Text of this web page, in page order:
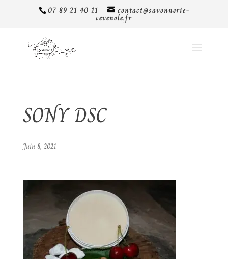
07 89 21 40 11 contact@savonnerie-
cevenole.fr
SONY DSC
Juin 8, 2021